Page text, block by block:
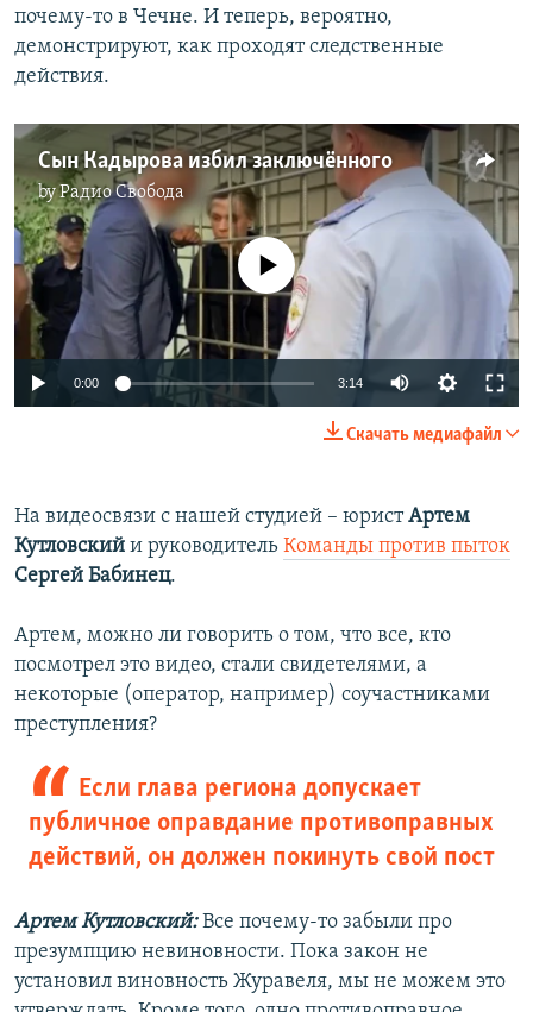
почему-то в Чечне. И теперь, вероятно,
демонстрируют, как проходят следственные
действия.
Сын Кадырова избил заключённого
byРадио Свобода
720p 1080p
No media source currently available
0:00 3:14
720p
Скачать медиафайл
На видеосвязи с нашей студией – юристАртем
Кутловский и руководитель Команды против пыток
Сергей Бабинец.
Артем, можно ли говорить о том, что все, кто
посмотрел это видео, стали свидетелями, а
некоторые (оператор, например) соучастниками
преступления?
Если глава региона допускает
публичное оправдание противоправных
действий, он должен покинуть свой пост
Артем Кутловский:Все почему-то забыли про
презумпцию невиновности. Пока закон не
установил виновность Журавеля, мы не можем это